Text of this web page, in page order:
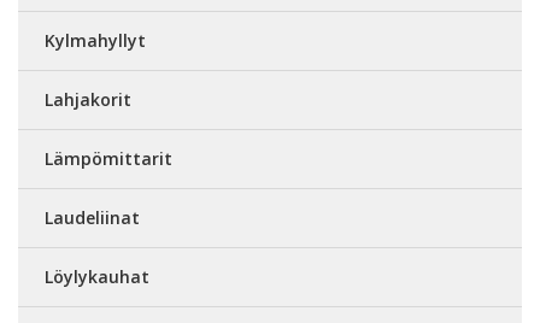
Kylmahyllyt
Lahjakorit
Lämpömittarit
Laudeliinat
Löylykauhat